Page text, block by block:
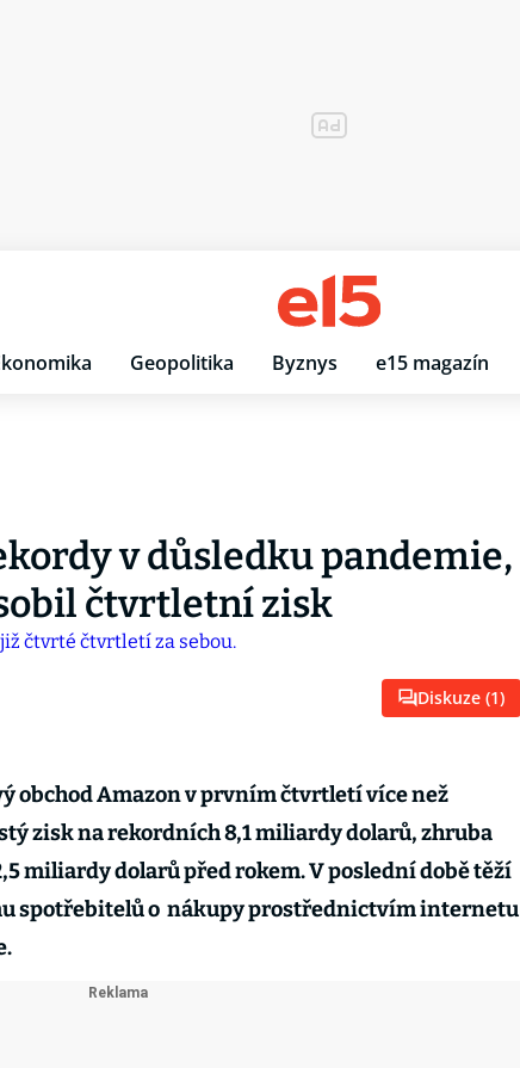
Geopolitika Byznys e15 magazín
v důsledku pandemie,
čtvrtletní zisk
Diskuze (1)
obchod Amazon v prvním čtvrtletí více než
zisk na rekordních 8,1 miliardy dolarů, zhruba
miliardy dolarů před rokem. V poslední době těží
spotřebitelů o nákupy prostřednictvím internetu